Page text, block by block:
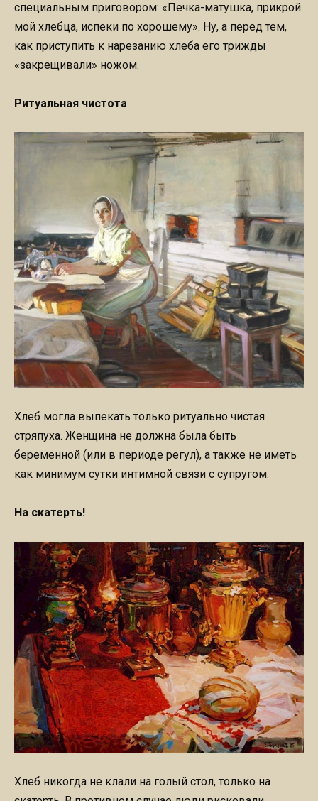
специальным приговором: «Печка-матушка, прикрой
мой хлебца, испеки по хорошему». Ну, а перед тем,
как приступить к нарезанию хлеба его трижды
«закрещивали» ножом.
Ритуальная чистота
Хлеб могла выпекать только ритуально чистая
стряпуха. Женщина не должна была быть
беременной (или в периоде регул), а также не иметь
как минимум сутки интимной связи с супругом.
На скатерть!
Хлеб никогда не клали на голый стол, только на